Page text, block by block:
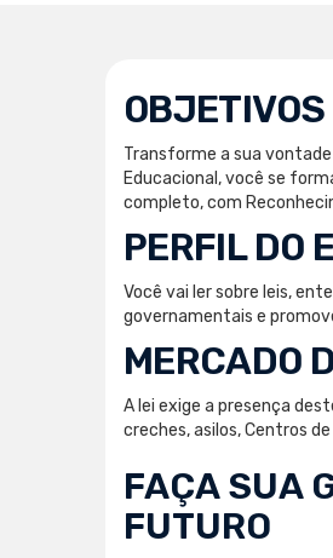
OBJETIVOS
Transforme a sua
Educacional, você se
completo, com
PERFIL DO
Você vai ler sobre leis,
governamentais e
MERCADO
A lei exige a presença
creches, asilos, Centros
FAÇA SUA
FUTURO